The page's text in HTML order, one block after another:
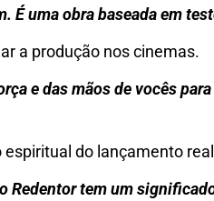
É uma obra baseada em
a produção nos cinemas.
e das mãos de vocês
do lançamento
Redentor tem um